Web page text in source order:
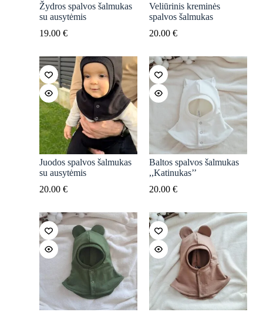
Žydros spalvos šalmukas
su ausytėmis
19.00 €
Veliūrinis kreminės
spalvos šalmukas
20.00 €
Juodos spalvos šalmukas
su ausytėmis
20.00 €
Baltos spalvos šalmukas
,,Katinukas’’
20.00 €